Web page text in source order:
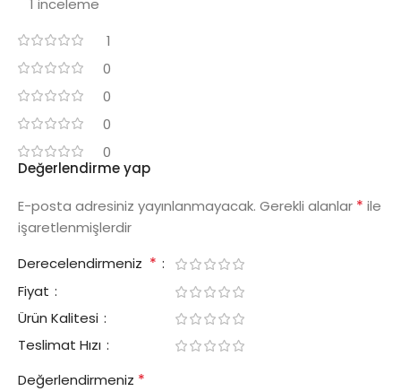
1 inceleme
1
0
0
0
0
Değerlendirme yap
E-posta adresiniz yayınlanmayacak. Gerekli alanlar * ile
işaretlenmişlerdir
Derecelendirmeniz *
Fiyat
Ürün Kalitesi
Teslimat Hızı
Değerlendirmeniz *